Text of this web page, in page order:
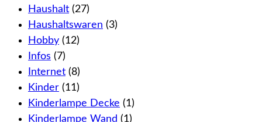
Haushalt (27)
Haushaltswaren (3)
Hobby (12)
Infos (7)
Internet (8)
Kinder (11)
Kinderlampe Decke (1)
Kinderlampe Wand (1)